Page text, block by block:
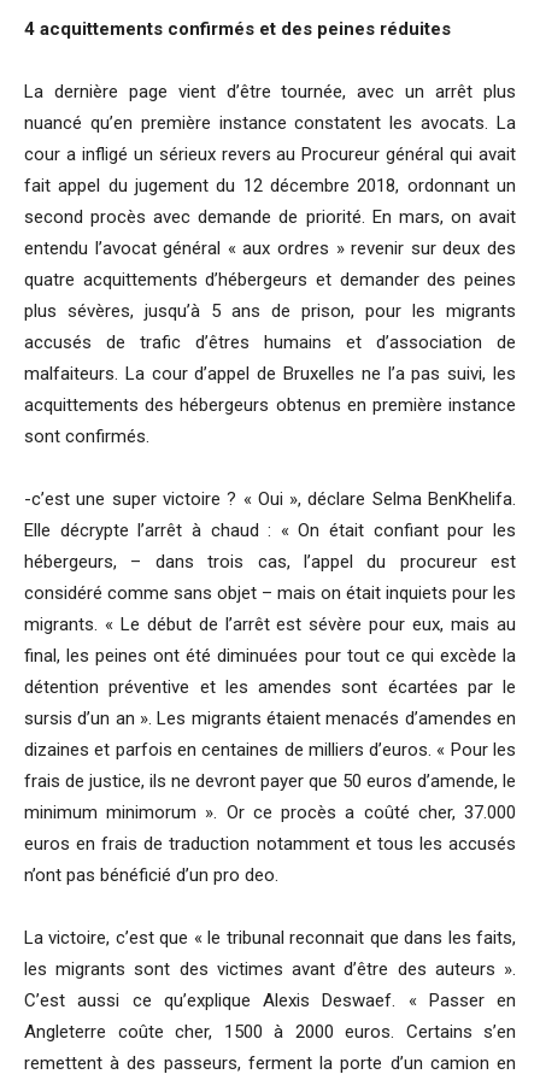
4 acquittements confirmés et des peines réduites
La dernière page vient d’être tournée, avec un arrêt plus
nuancé qu’en première instance constatent les avocats. La
cour a infligé un sérieux revers au Procureur général qui avait
fait appel du jugement du 12 décembre 2018, ordonnant un
second procès avec demande de priorité. En mars, on avait
entendu l’avocat général « aux ordres » revenir sur deux des
quatre acquittements d’hébergeurs et demander des peines
plus sévères, jusqu’à 5 ans de prison, pour les migrants
accusés de trafic d’êtres humains et d’association de
malfaiteurs. La cour d’appel de Bruxelles ne l’a pas suivi, les
acquittements des hébergeurs obtenus en première instance
sont confirmés.
-c’est une super victoire ? « Oui », déclare Selma BenKhelifa.
Elle décrypte l’arrêt à chaud : « On était confiant pour les
hébergeurs, – dans trois cas, l’appel du procureur est
considéré comme sans objet – mais on était inquiets pour les
migrants. « Le début de l’arrêt est sévère pour eux, mais au
final, les peines ont été diminuées pour tout ce qui excède la
détention préventive et les amendes sont écartées par le
sursis d’un an ». Les migrants étaient menacés d’amendes en
dizaines et parfois en centaines de milliers d’euros. « Pour les
frais de justice, ils ne devront payer que 50 euros d’amende, le
minimum minimorum ». Or ce procès a coûté cher, 37.000
euros en frais de traduction notamment et tous les accusés
n’ont pas bénéficié d’un pro deo.
La victoire, c’est que « le tribunal reconnait que dans les faits,
les migrants sont des victimes avant d’être des auteurs ».
C’est aussi ce qu’explique Alexis Deswaef. « Passer en
Angleterre coûte cher, 1500 à 2000 euros. Certains s’en
remettent à des passeurs, ferment la porte d’un camion en